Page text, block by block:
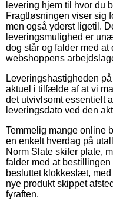
levering hjem til hvor du
Fragtløsningen viser sig
men også yderst ligetil.
leveringsmulighed er
dog står og falder med at
webshoppens
Leveringshastigheden
aktuel i tilfælde af at vi
det utvivlsomt essentielt
leveringsdato ved den
Temmelig mange online
en enkelt hverdag på
Norm Slate skifer plate,
falder med at
besluttet klokkeslæt,
nye produkt skippet
fyraften.